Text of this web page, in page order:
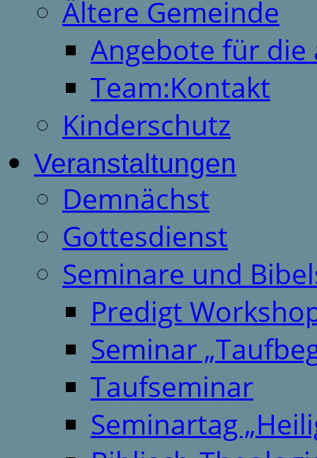
Ältere Gemeinde
Angebote für
Team:Kontakt
Kinderschutz
Veranstaltungen
Demnächst
Gottesdienst
Seminare und
Predigt
Seminar
Taufseminar
Seminartag